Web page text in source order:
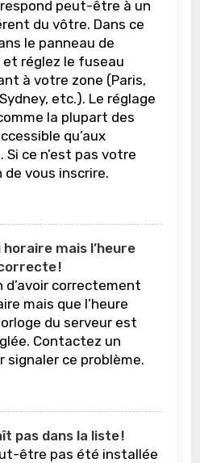
peut-être à un
du vôtre. Dans ce
le panneau de
réglez le fuseau
à votre zone (Paris,
etc.). Le réglage
la plupart des
qu’aux
ce n’est pas votre
de vous inscrire.
mais l’heure
!
correctement
mais que l’heure
du serveur est
Contactez un
ce problème.
pas dans la liste !
être pas été installée